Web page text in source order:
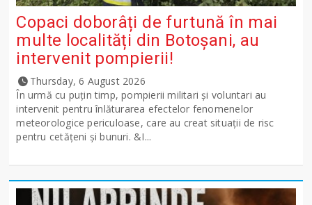
Copaci doborâți de furtună în mai
multe localități din Botoșani, au
intervenit pompierii!
Thursday, 6 August 2026
În urmă cu puțin timp, pompierii militari și voluntari au
intervenit pentru înlăturarea efectelor fenomenelor
meteorologice periculoase, care au creat situații de risc
pentru cetățeni și bunuri. &I...